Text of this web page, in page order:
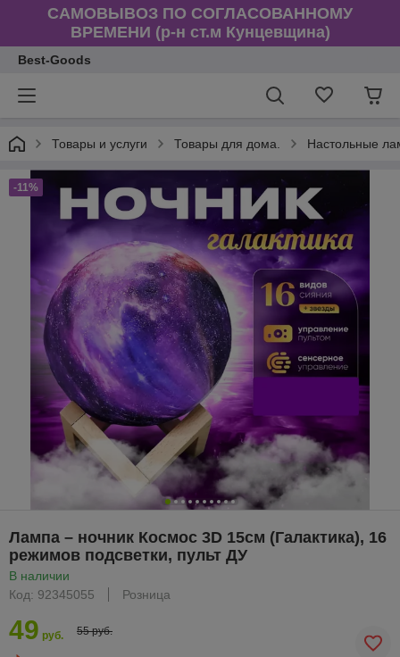
САМОВЫВОЗ ПО СОГЛАСОВАННОМУ
ВРЕМЕНИ (р-н ст.м Кунцевщина)
Best-Goods
Товары и услуги Товары для дома. Настольные
-11%
Лампа – ночник Космос 3D 15см (Галактика), 16
режимов подсветки, пульт ДУ
В наличии
Код: 92345055
Розница
49 руб. 55 руб.